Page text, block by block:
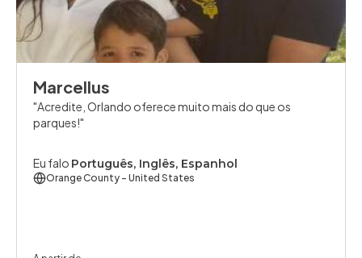
Marcellus
Acredite, Orlando oferece muito mais do que os
parques!
Eu falo Português, Inglês, Espanhol
Orange County - United States